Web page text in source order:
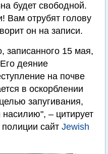
будет свободной.
Вам отрубят голову
он на записи.
записанного 15 мая,
деяние
на почве
в оскорблении
запугивания,
– цитирует
сайт Jewish